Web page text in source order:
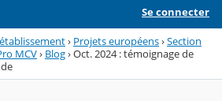
Se connecter
› Projets européens›Section
MCV› Blog›Oct. 2024 : témoignage de